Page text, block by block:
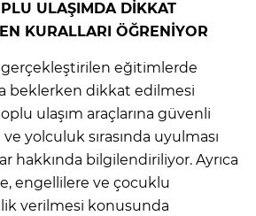
ULAŞIMDA DİKKAT
KURALLARI ÖĞRENİYOR
eğitimlerde
beklerken dikkat edilmesi
ulaşım araçlarına güvenli
yolculuk sırasında uyulması
hakkında bilgilendiriliyor. Ayrıca
engellilere ve çocuklu
verilmesi konusunda